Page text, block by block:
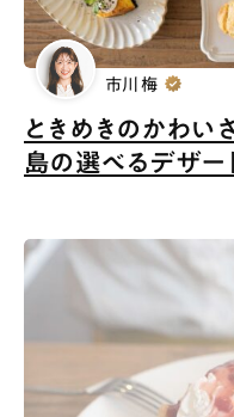
ときめきのかわ
島の選べるデザー
市川 梅